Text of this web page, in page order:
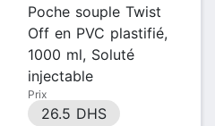
Poche souple Twist
Off en PVC plastifié,
1000 ml, Soluté
injectable
Prix
26.5 DHS